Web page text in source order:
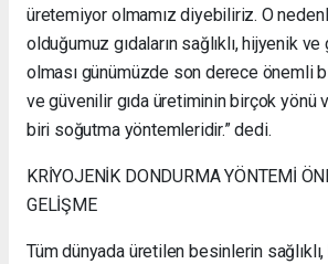
üretemiyor olmamız diyebiliriz. O
olduğumuz gıdaların sağlıklı, hijyenik
olması günümüzde son derece önemli
ve güvenilir gıda üretiminin birçok yönü
biri soğutma yöntemleridir.” dedi.
KRİYOJENİK DONDURMA YÖNTEMİ
GELİŞME
Tüm dünyada üretilen besinlerin